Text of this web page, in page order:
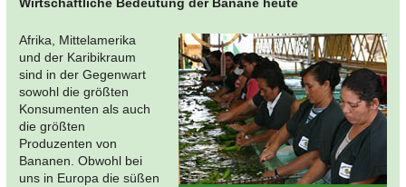
Wirtschaftliche Bedeutung der Banane heute
Afrika, Mittelamerika
und der Karibikraum
sind in der Gegenwart
sowohl die größten
Konsumenten als auch
die größten
Produzenten von
Bananen. Obwohl bei
uns in Europa die süßen